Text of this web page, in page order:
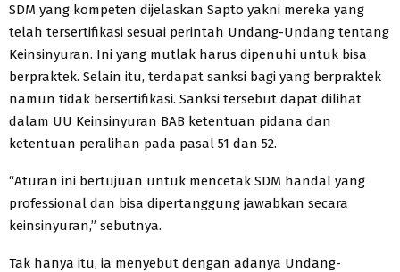
SDM yang kompeten dijelaskan Sapto yakni mereka yang
telah tersertifikasi sesuai perintah Undang-Undang tentang
Keinsinyuran. Ini yang mutlak harus dipenuhi untuk bisa
berpraktek. Selain itu, terdapat sanksi bagi yang berpraktek
namun tidak bersertifikasi. Sanksi tersebut dapat dilihat
dalam UU Keinsinyuran BAB ketentuan pidana dan
ketentuan peralihan pada pasal 51 dan 52.
“Aturan ini bertujuan untuk mencetak SDM handal yang
professional dan bisa dipertanggung jawabkan secara
keinsinyuran,” sebutnya.
Tak hanya itu, ia menyebut dengan adanya Undang-